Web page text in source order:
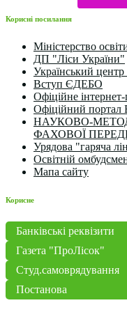
Корисні посилання
Міністерство
ДП "Ліси України"
Український центр
Вступ ЄДЕБО
Офіційне
Офіційний портал
НАУКОВО-
ФАХОВОЇ
Урядова "гаряча
Освітній
Мапа сайту
Корисне
Банківські реквізити
Газета "ПроЛісок"
Студ.самоврядування
Постанова